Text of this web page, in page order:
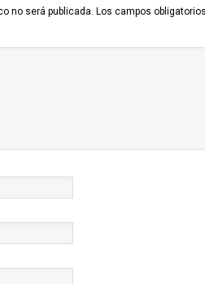
no será publicada. Los campos